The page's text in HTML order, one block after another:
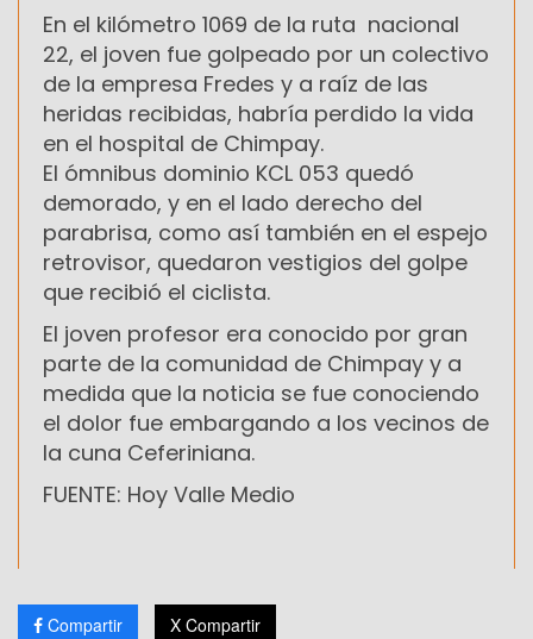
En el kilómetro 1069 de la ruta nacional
22, el joven fue golpeado por un colectivo
de la empresa Fredes y a raíz de las
heridas recibidas, habría perdido la vida
en el hospital de Chimpay.
El ómnibus dominio KCL 053 quedó
demorado, y en el lado derecho del
parabrisa, como así también en el espejo
retrovisor, quedaron vestigios del golpe
que recibió el ciclista.
El joven profesor era conocido por gran
parte de la comunidad de Chimpay y a
medida que la noticia se fue conociendo
el dolor fue embargando a los vecinos de
la cuna Ceferiniana.
FUENTE: Hoy Valle Medio
Compartir X Compartir